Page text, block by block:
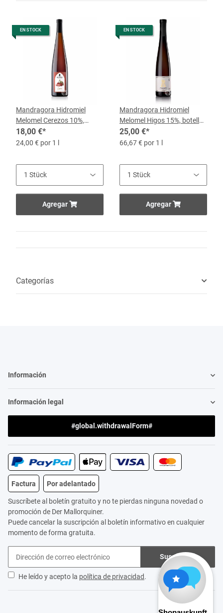
EN STOCK
Mandragora Hidromiel
Melomel Cerezos 10%,
botella de 0,5 l
18,00 €*
24,00 € por 1 l
Agregar
EN STOCK
Mandragora Hidromiel
Melomel Higos 15%, botella
de 0,375 l
25,00 €*
66,67 € por 1 l
Agregar
Categorías
Información
Información legal
#global.withdrawalForm#
Factura Por adelantado
Suscríbete al boletín gratuito y no te pierdas ninguna novedad o
promoción de Der Mallorquiner.
Puede cancelar la suscripción al boletín informativo en cualquier
momento de forma gratuita.
Suscribirse
He leído y acepto la política de privacidad.